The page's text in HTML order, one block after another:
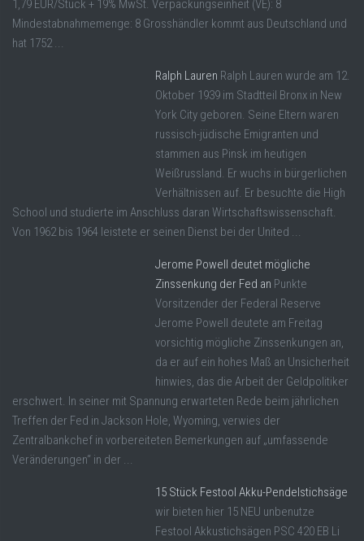
1,79 EUR/Stück + 19% MwSt. Verpackungseinheit (VE): 8
Mindestabnahmemenge: 8 Grosshändler kommt aus Deutschland und
hat 1752 ...
Ralph Lauren Ralph Lauren wurde am 12.
Oktober 1939 im Stadtteil Bronx in New
York City geboren. Seine Eltern waren
russisch-jüdische Emigranten und
stammen aus Pinsk im heutigen
Weißrussland. Er wuchs in bürgerlichen
Verhältnissen auf. Er besuchte die High
School und studierte im Anschluss daran Wirtschaftswissenschaft.
Von 1962 bis 1964 leistete er seinen Dienst bei der United ...
Jerome Powell deutet mögliche
Zinssenkung der Fed an Punkte
Vorsitzender der Federal Reserve
Jerome Powell deutete am Freitag
vorsichtig mögliche Zinssenkungen an,
da er auf ein hohes Maß an Unsicherheit
hinwies, das die Arbeit der Geldpolitiker
erschwert. In seiner mit Spannung erwarteten Rede beim jährlichen
Treffen der Fed in Jackson Hole, Wyoming, verwies der
Zentralbankchef in vorbereiteten Bemerkungen auf „umfassende
Veränderungen“ in der ...
15 Stück Festool Akku-Pendelstichsäge
wir bieten hier 15 NEU unbenutze
Festool Akkustichsägen PSC 420 EB Li